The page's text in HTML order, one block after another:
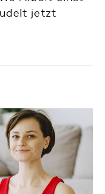
jetzt